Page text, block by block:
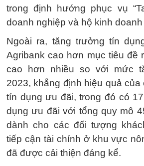
trong định hướng phục vụ
doanh nghiệp và hộ kinh
Ngoài ra, tăng trưởng tín
Agribank cao hơn mục tiêu đề
cao hơn nhiều so với mức
2023, khẳng định hiệu quả
tín dụng ưu đãi, trong đó có
dụng ưu đãi với tổng quy mô
dành cho các đối tượng
tiếp cận tài chính ở khu vực
đã được cải thiện đáng kể.